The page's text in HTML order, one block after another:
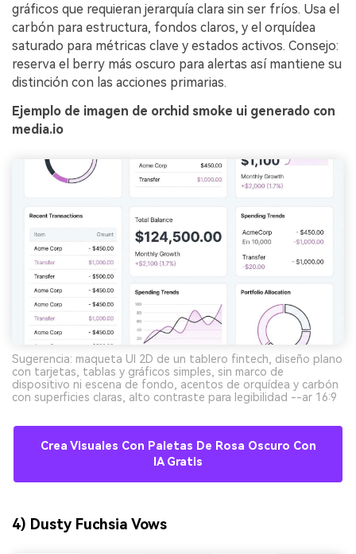
gráficos que requieran jerarquía clara sin ser fríos. Usa el
carbón para estructura, fondos claros, y el orquídea
saturado para métricas clave y estados activos. Consejo:
reserva el berry más oscuro para alertas así mantiene su
distinción con las acciones primarias.
Ejemplo de imagen de orchid smoke ui generado con
media.io
Sugerencia: maqueta UI 2D de un tablero fintech, diseño plano
con tarjetas, tablas y gráficos simples, sin marco de
dispositivo ni escena de fondo, acentos de orquídea y carbón
con superficies claras, alto contraste para legibilidad --ar 16:9
Crea Visuales Con Paletas De Rosa Oscuro Con
IA Gratis
4) Dusty Fuchsia Vows